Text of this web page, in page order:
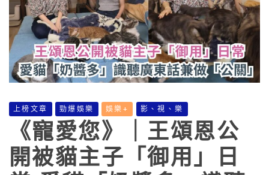
上榜文章 勁爆娛樂 娛樂+ 影、視、樂
《寵愛您》｜王頌恩公
開被貓主子「御用」日